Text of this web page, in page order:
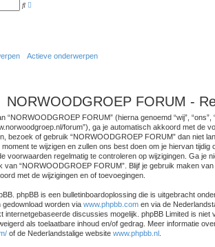
Z
e
k
n
Actieve onderwerpen
NORWOODGROEP FORUM -
“NORWOODGROEP FORUM” (hierna genoemd “wij”, “ons”,
forum”), ga je automatisch akkoord met de
bezoek of gebruik “NORWOODGROEP FORUM” dan niet
te wijzigen en zullen ons best doen om je hiervan tijdig
voorwaarden regelmatig te controleren op wijzigingen. Ga je
van “NORWOODGROEP FORUM”. Blijf je gebruik maken
met de wijzigingen en of toevoegingen.
phpBB is een bulletinboardoplossing die is uitgebracht
gedownload worden via www.phpbb.com en via de
internetgebaseerde discussies mogelijk. phpBB Limited is niet
als toelaatbare inhoud en/of gedrag. Meer informatie
of de Nederlandstalige website www.phpbb.nl